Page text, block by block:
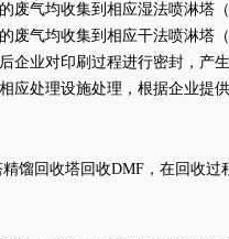
气均收集到相应湿法喷淋塔（
气均收集到相应干法喷淋塔
业对印刷过程进行密封，产
应处理设施处理，根据企业
馏回收塔回收DMF，在回收